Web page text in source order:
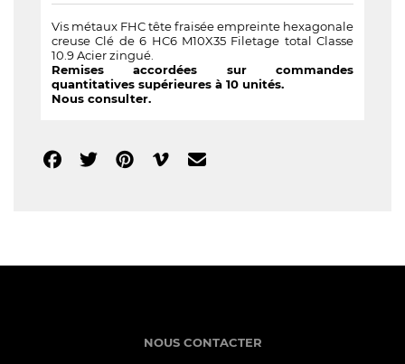
Vis métaux FHC tête fraisée empreinte hexagonale
creuse Clé de 6 HC6 M10X35 Filetage total Classe
10.9 Acier zingué.
Remises accordées sur commandes
quantitatives supérieures à 10 unités.
Nous consulter.
NOUS CONTACTER